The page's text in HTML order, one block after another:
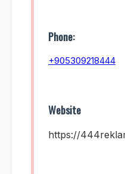
Phone:
+905309218444
Website
https://